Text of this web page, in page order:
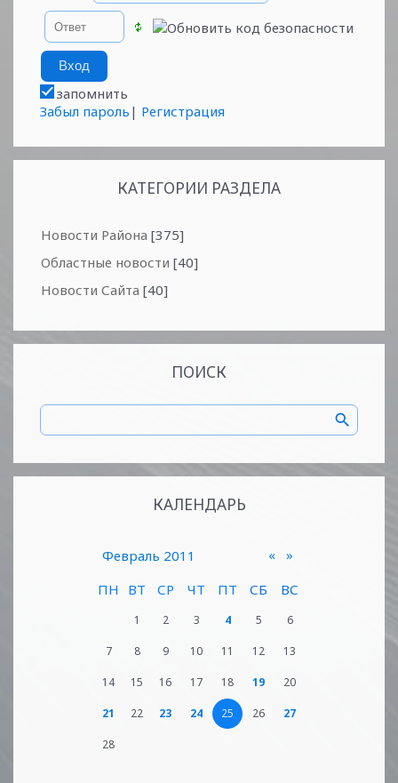
запомнить
Забыл пароль | Регистрация
КАТЕГОРИИ РАЗДЕЛА
Новости Района [375]
Областные новости [40]
Новости Сайта [40]
ПОИСК
КАЛЕНДАРЬ
«
Февраль 2011
»
ПН
ВТ СР ЧТ ПТ СБ ВС
1 2 3 4 5 6
7 8 9 10 11 12 13
14 15 16 17 18 19 20
21 22 23 24 25 26 27
28